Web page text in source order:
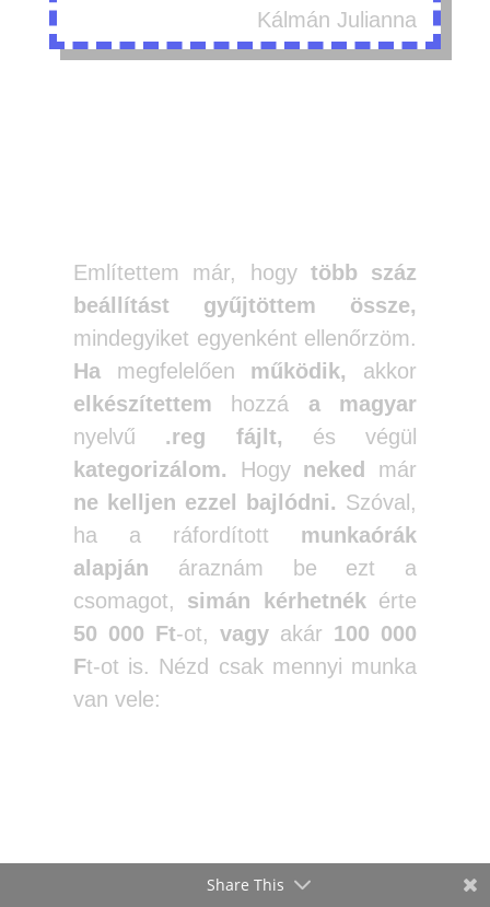
Kálmán Julianna
Említettem már, hogy több száz
beállítást gyűjtöttem össze,
mindegyiket egyenként ellenőrzöm.
Ha megfelelően működik,
akkor
elkészítettem hozzá a magyar
nyelvű .reg fájlt, és végül
kategorizálom.
Hogy neked
már
ne kelljen ezzel bajlódni. Szóval,
ha a ráfordított munkaórák
alapján áraznám be ezt a
csomagot, simán kérhetnékérte
50 000 Ft-ot,vagy akár 100 000
Ft-ot is. Nézd csak mennyi munka
van vele:
Share This